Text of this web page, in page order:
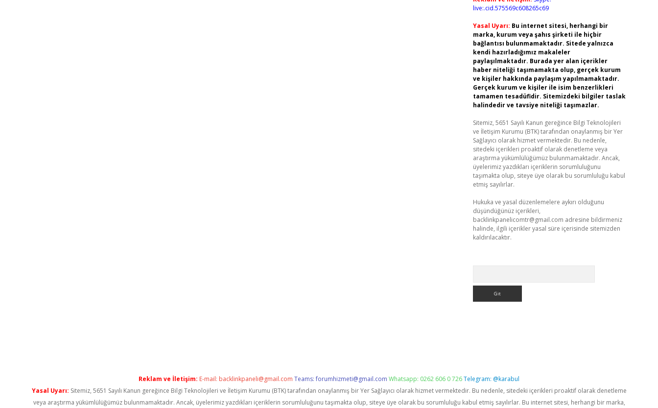
live:.cid.575569c608265c69
Yasal Uyarı: Bu internet sitesi, herhangi bir
marka, kurum veya şahıs şirketi ile hiçbir
bağlantısı bulunmamaktadır. Sitede yalnızca
kendi hazırladığımız makaleler
paylaşılmaktadır. Burada yer alan içerikler
haber niteliği taşımamakta olup, gerçek kurum
ve kişiler hakkında paylaşım yapılmamaktadır.
Gerçek kurum ve kişiler ile isim benzerlikleri
tamamen tesadüfidir. Sitemizdeki bilgiler taslak
halindedir ve tavsiye niteliği taşımazlar.
Sitemiz, 5651 Sayılı Kanun gereğince Bilgi Teknolojileri
ve İletişim Kurumu (BTK) tarafından onaylanmış bir Yer
Sağlayıcı olarak hizmet vermektedir. Bu nedenle,
sitedeki içerikleri proaktif olarak denetleme veya
araştırma yükümlülüğümüz bulunmamaktadır. Ancak,
üyelerimiz yazdıkları içeriklerin sorumluluğunu
taşımakta olup, siteye üye olarak bu sorumluluğu kabul
etmiş sayılırlar.
Hukuka ve yasal düzenlemelere aykırı olduğunu
düşündüğünüz içerikleri,
backlinkpanelicomtr@gmail.com adresine bildirmeniz
halinde, ilgili içerikler yasal süre içerisinde sitemizden
kaldırılacaktır.
Reklam ve İletişim: E-mail: backlinkpaneli@gmail.com Teams:forumhizmeti@gmail.com Whatsapp: 0262 606 0 726Telegram: @karabul
Yasal Uyarı: Sitemiz, 5651 Sayılı Kanun gereğince Bilgi Teknolojileri ve İletişim Kurumu (BTK) tarafından onaylanmış bir Yer Sağlayıcı olarak hizmet vermektedir. Bu nedenle, sitedeki içerikleri proaktif olarak denetleme
veya araştırma yükümlülüğümüz bulunmamaktadır. Ancak, üyelerimiz yazdıkları içeriklerin sorumluluğunu taşımakta olup, siteye üye olarak bu sorumluluğu kabul etmiş sayılırlar. Bu internet sitesi, herhangi bir marka,